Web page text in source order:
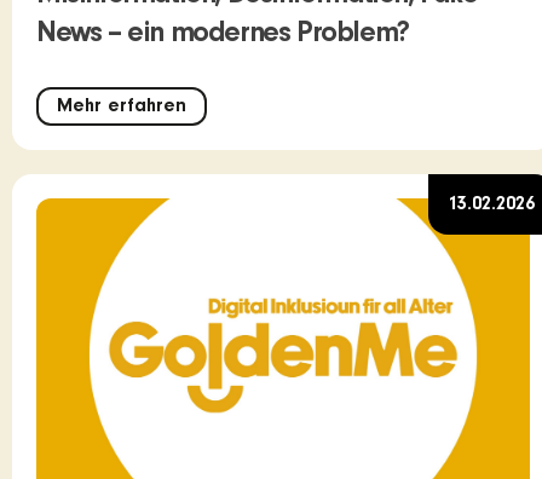
News – ein modernes Problem?
Mehr erfahren
13.02.2026